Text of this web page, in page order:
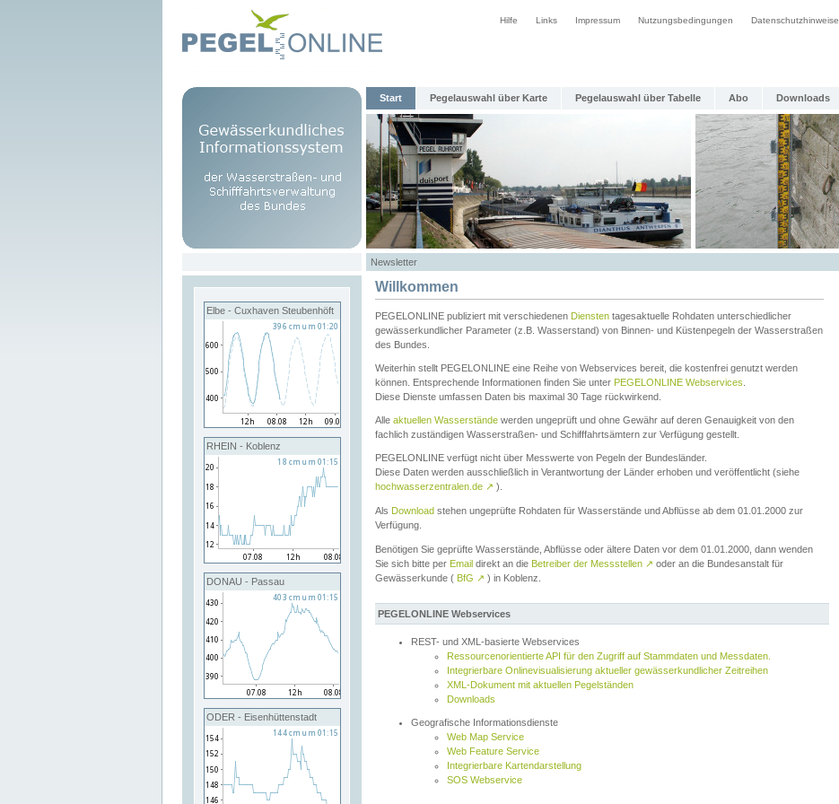
Hilfe Links Impressum Nutzungsbedingungen Datenschutzhinweise
Start Pegelauswahl über Karte Pegelauswahl über Tabelle Abo Downloads
Newsletter
Elbe - Cuxhaven Steubenhöft
RHEIN - Koblenz
DONAU - Passau
ODER - Eisenhüttenstadt
Willkommen
PEGELONLINE publiziert mit verschiedenen Diensten tagesaktuelle Rohdaten unterschiedlicher
gewässerkundlicher Parameter (z.B. Wasserstand) von Binnen- und Küstenpegeln der Wasserstraßen
des Bundes.
Weiterhin stellt PEGELONLINE eine Reihe von Webservices bereit, die kostenfrei genutzt werden
können. Entsprechende Informationen finden Sie unter PEGELONLINE Webservices
Diese Dienste umfassen Daten bis maximal 30 Tage rückwirkend.
Alle aktuellen Wasserstände werden ungeprüft und ohne Gewähr auf deren Genauigkeit von den
fachlich zuständigen Wasserstraßen- und Schifffahrtsämtern zur Verfügung gestellt.
PEGELONLINE verfügt nicht über Messwerte von Pegeln der Bundesländer.
Diese Daten werden ausschließlich in Verantwortung der Länder erhoben und veröffentlicht (siehe
hochwasserzentralen.de ↗ ).
Als Download stehen ungeprüfte Rohdaten für Wasserstände und Abflüsse ab dem 01.01.2000 zur
Verfügung.
Benötigen Sie geprüfte Wasserstände, Abflüsse oder ältere Daten vor dem 01.01.2000, dann wenden
Sie sich bitte per Email direkt an die Betreiber der Messstellen ↗ oder an die Bundesanstalt für
Gewässerkunde ( BfG ↗ ) in Koblenz.
PEGELONLINE Webservices
REST- und XML-basierte Webservices
Ressourcenorientierte API für den Zugriff auf Stammdaten und Messdaten.
Integrierbare Onlinevisualisierung aktueller gewässerkundlicher Zeitreihen
XML-Dokument mit aktuellen Pegelständen
Downloads
Geografische Informationsdienste
Web Map Service
Web Feature Service
Integrierbare Kartendarstellung
SOS Webservice